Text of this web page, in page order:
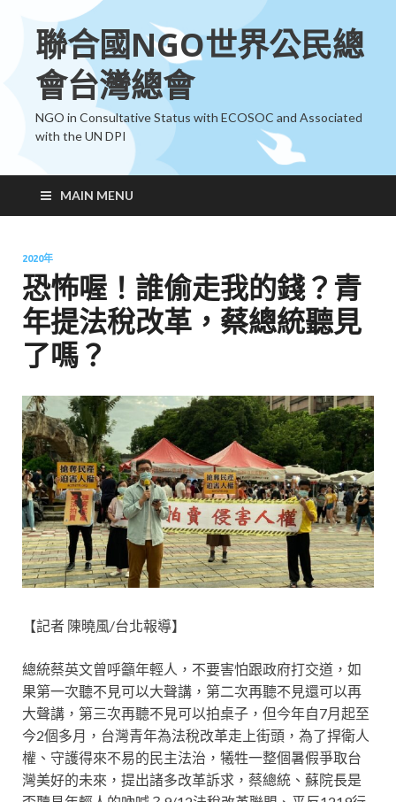
聯合國NGO世界公民總
會台灣總會
NGO in Consultative Status with ECOSOC and Associated
with the UN DPI
MAIN MENU
2020年
恐怖喔！誰偷走我的錢？青
年提法稅改革，蔡總統聽見
了嗎？
【記者 陳曉風/台北報導】
總統蔡英文曾呼籲年輕人，不要害怕跟政府打交道，如
果第一次聽不見可以大聲講，第二次再聽不見還可以再
大聲講，第三次再聽不見可以拍桌子，但今年自7月起至
今2個多月，台灣青年為法稅改革走上街頭，為了捍衛人
權、守護得來不易的民主法治，犧牲一整個暑假爭取台
灣美好的未來，提出諸多改革訴求，蔡總統、蘇院長是